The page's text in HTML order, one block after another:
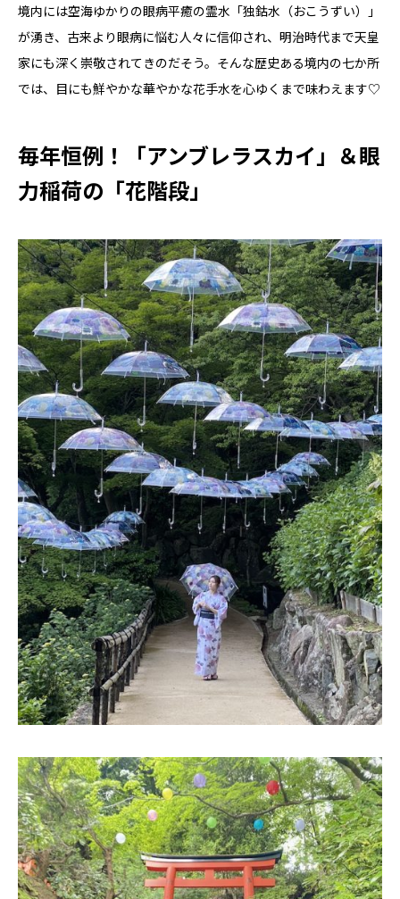
境内には空海ゆかりの眼病平癒の霊水「独鈷水（おこうずい）」
が湧き、古来より眼病に悩む人々に信仰され、明治時代まで天皇
家にも深く崇敬されてきのだそう。そんな歴史ある境内の七か所
では、目にも鮮やかな華やかな花手水を心ゆくまで味わえます♡
毎年恒例！「アンブレラスカイ」＆眼
力稲荷の「花階段」